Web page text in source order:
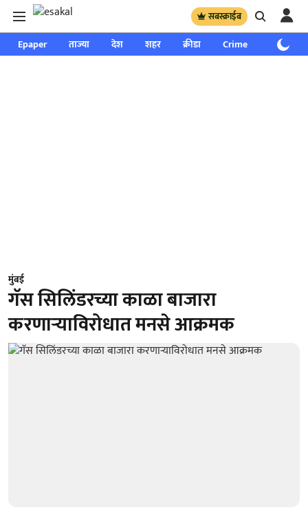
सबस्क्राईब
Epaper ताज्या देश शहर क्रीडा Crime साप्ताहिक
मुंबई
गॅस सिलिंडरच्या काळा बाजारा
करणाऱ्याविरोधात मनसे आक्रमक